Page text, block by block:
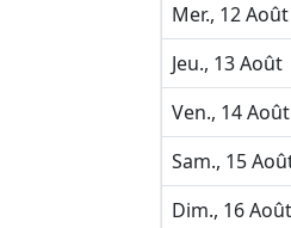
Mer., 12 Août
Jeu., 13 Août
Ven., 14 Août
Sam., 15
Dim., 16 Août